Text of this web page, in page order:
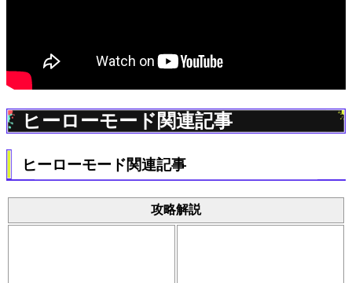
ヒーローモード関連記事
ヒーローモード関連記事
攻略解説